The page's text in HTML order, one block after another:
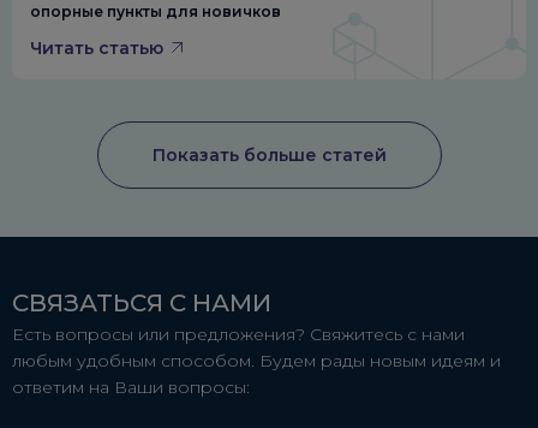
опорные пункты для новичков
Читать статью
Показать больше статей
СВЯЗАТЬСЯ С НАМИ
Есть вопросы или предложения? Свяжитесь с нами
любым удобным способом. Будем рады новым идеям и
ответим на Ваши вопросы: